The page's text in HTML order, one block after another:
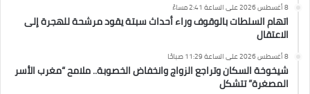
8 أغسطس 2026 على الساعة 2:41 مساءً
اتهام السلطات بالوقوف وراء أحداث سبتة يقود مرشحة للهجرة إلى
الاعتقال
8 أغسطس 2026 على الساعة 11:29 صباحًا
شيخوخة السكان وتراجع الزواج وانخفاض الخصوبة.. ملامح “مغرب الأسر
المصغرة” تتشكل